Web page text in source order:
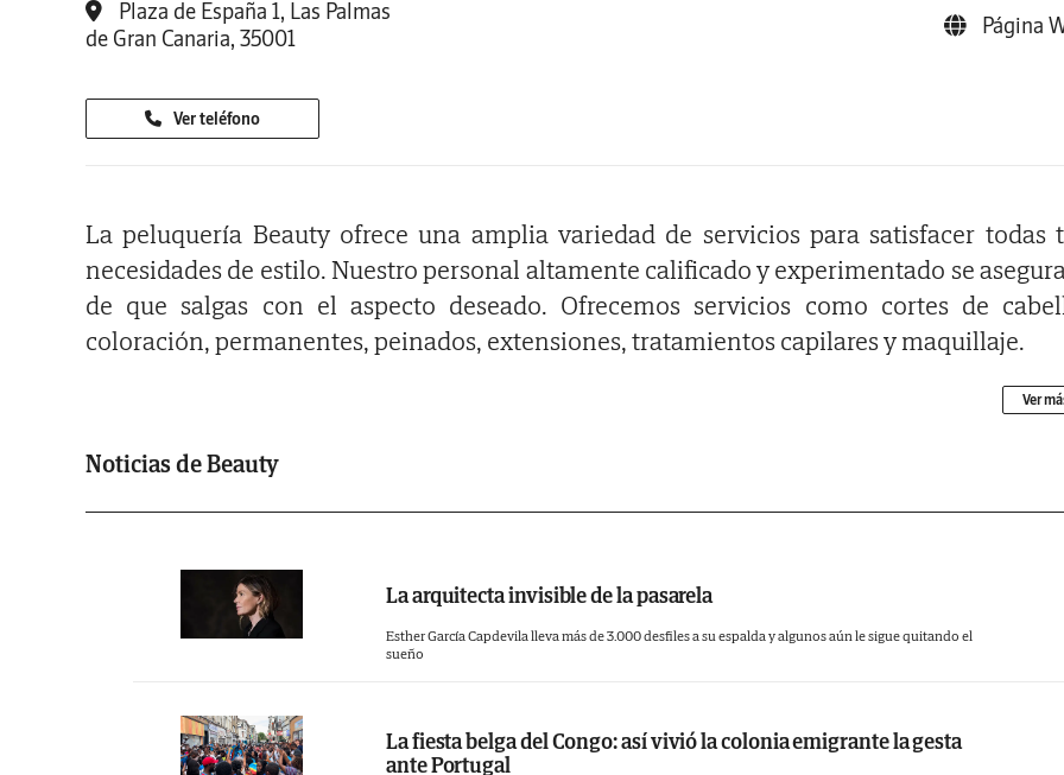
Plaza de España 1, Las Palmas
de Gran Canaria, 35001
Página
Ver teléfono
La peluquería Beauty ofrece una amplia variedad de servicios para satisfacer todas
necesidades de estilo. Nuestro personal altamente calificado y experimentado se
de que salgas con el aspecto deseado. Ofrecemos servicios como cortes de
coloración, permanentes, peinados, extensiones, tratamientos capilares y maquillaje.
Todos nuestros productos son de primera calidad y brindamos un servicio de
opciones y herramientas modernas para satisfacer todas tus necesidades.
comprometidos con la satisfacción del cliente y nos esforzamos por brindar un
un estilo único.
Ver
Noticias de Beauty
La arquitecta invisible de la pasarela
Esther García Capdevila lleva más de 3.000 desfiles a su espalda y algunos aún le sigue quitando el
sueño
La fiesta belga del Congo: así vivió la colonia emigrante la gesta
ante Portugal